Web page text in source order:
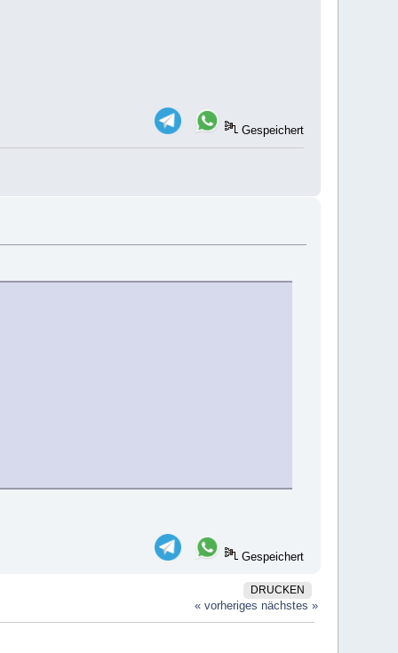
Gespeichert
Gespeichert
DRUCKEN
« vorheriges nächstes »